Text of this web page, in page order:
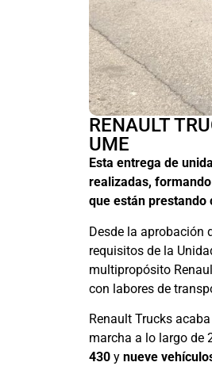
RENAULT
UME
Esta entrega de
realizadas,
que están prestando
Desde la aprobación
requisitos de la
multipropósito
con labores de
Renault Trucks
marcha a lo largo de
430 y nueve